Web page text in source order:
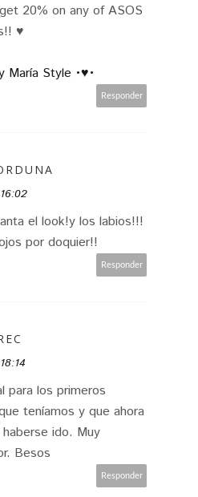
20% on any of ASOS
♥
María Style •♥•
Responder
el look!y los labios!!!
por doquier!!
Responder
para los primeros
teníamos y que ahora
ido. Muy
Besos
Responder